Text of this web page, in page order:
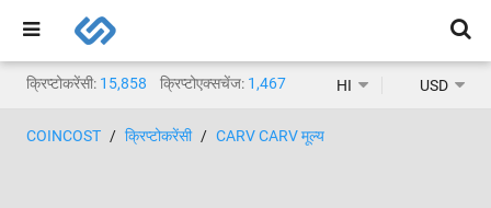
क्रिप्टोकरेंसी: 15,858 क्रिप्टोएक्सचेंज: 1,467 HI USD
COINCOST क्रिप्टोकरेंसी CARV CARV मूल्य